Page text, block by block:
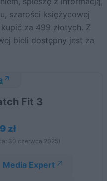
szarości księżycowej
za 499 złotych. Z
bieli dostępny jest za
Fit 3
zł
30 czerwca 2025)
Media Expert